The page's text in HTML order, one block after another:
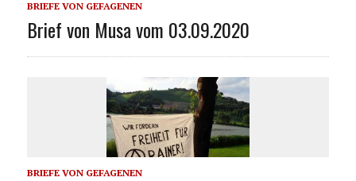
BRIEFE VON GEFAGENEN
Brief von Musa vom 03.09.2020
BRIEFE VON GEFAGENEN